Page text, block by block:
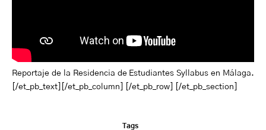
Reportaje de la Residencia de Estudiantes Syllabus en Málaga.
[/et_pb_text][/et_pb_column] [/et_pb_row] [/et_pb_section]
Tags